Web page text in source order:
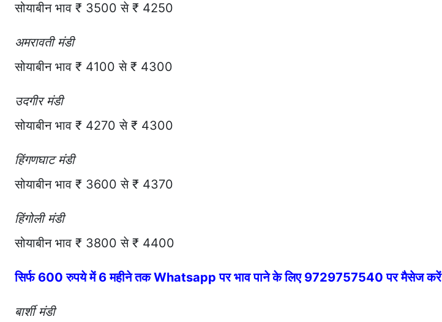
सोयाबीन भाव ₹ 3500 से ₹ 4250
अमरावती मंडी
सोयाबीन भाव ₹ 4100 से ₹ 4300
उदगीर मंडी
सोयाबीन भाव ₹ 4270 से ₹ 4300
हिंगणघाट मंडी
सोयाबीन भाव ₹ 3600 से ₹ 4370
हिंगोली मंडी
सोयाबीन भाव ₹ 3800 से ₹ 4400
सिर्फ 600 रुपये में 6 महीने तक Whatsapp पर भाव पाने के लिए 9729757540 पर मैसेज करें
बार्शी मंडी